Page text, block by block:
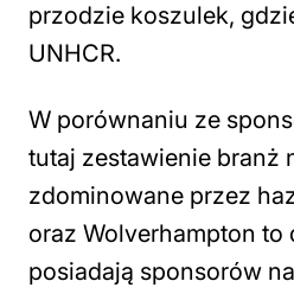
przodzie koszulek,
UNHCR.
W porównaniu ze
tutaj zestawienie branż
zdominowane przez
oraz Wolverhampton to
posiadają sponsorów